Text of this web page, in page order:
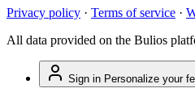
Privacy policy · Terms of service ·
All data provided on the Bulios
Sign in Personalize your